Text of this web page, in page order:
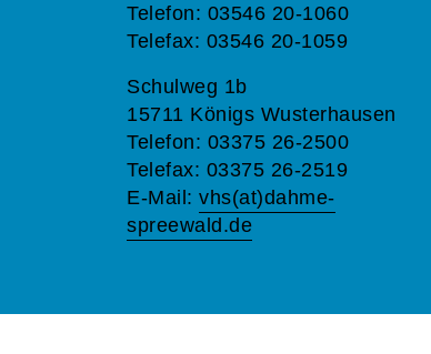
Telefon: 03546 20-1060
Telefax: 03546 20-1059
Schulweg 1b
15711 Königs Wusterhausen
Telefon: 03375 26-2500
Telefax: 03375 26-2519
E-Mail: vhs(at)dahme-
spreewald.de